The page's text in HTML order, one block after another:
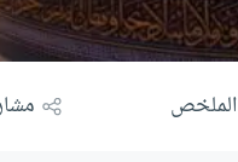
الملخص